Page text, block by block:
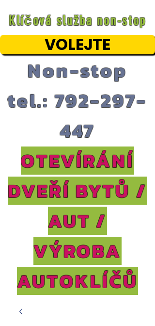
VOLEJTE
Non-stop
tel.: 792-297-
447
OTEVÍRÁNÍ
DVEŘÍ BYTŮ /
AUT /
VÝROBA
AUTOKLÍČŮ
Klíčová služba non-stop